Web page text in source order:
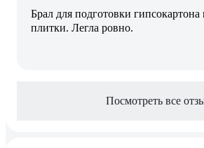
Брал для подготовки гипсокартона
плитки. Легла ровно.
Посмотреть все